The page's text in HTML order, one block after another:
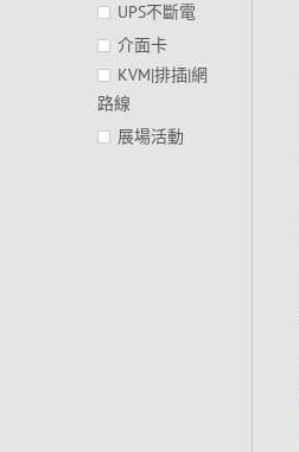
UPS不斷電
介面卡
KVM|排插|網
路線
展場活動